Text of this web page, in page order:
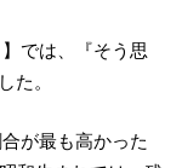
では、『そう思
た。
が最も高かった